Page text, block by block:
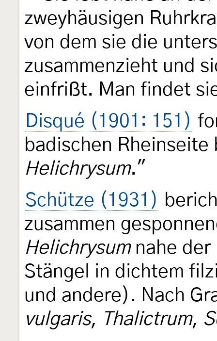
zweyhäusigen
von dem sie die
zusammenzieht und
einfrißt. Man findet
Disqué (1901: 151)
badischen Rheinseite
Helichrysum."
Schütze (1931)
zusammen
Helichrysumnahe der
Stängel in dichtem
und andere). Nach
vulgaris, Thalictrum,